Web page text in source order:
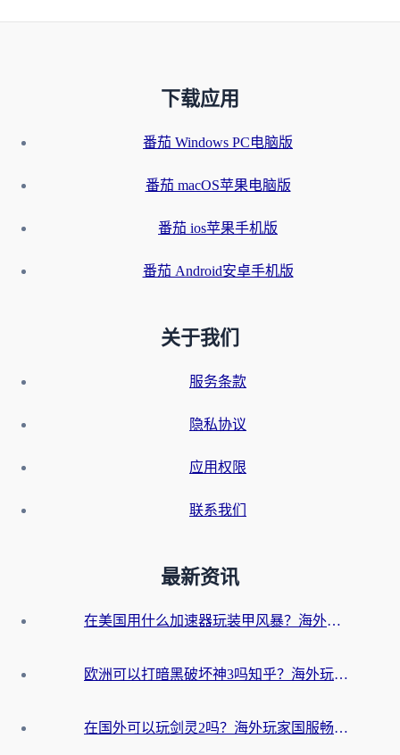
下载应用
番茄 Windows PC电脑版
番茄 macOS苹果电脑版
番茄 ios苹果手机版
番茄 Android安卓手机版
关于我们
服务条款
隐私协议
应用权限
联系我们
最新资讯
在美国用什么加速器玩装甲风暴？海外玩家亲测有效的国服游戏加速指南
欧洲可以打暗黑破坏神3吗知乎？海外玩家国服游戏加速终极指南
在国外可以玩剑灵2吗？海外玩家国服畅玩终极指南（附永恒之塔明日方舟加速方案）